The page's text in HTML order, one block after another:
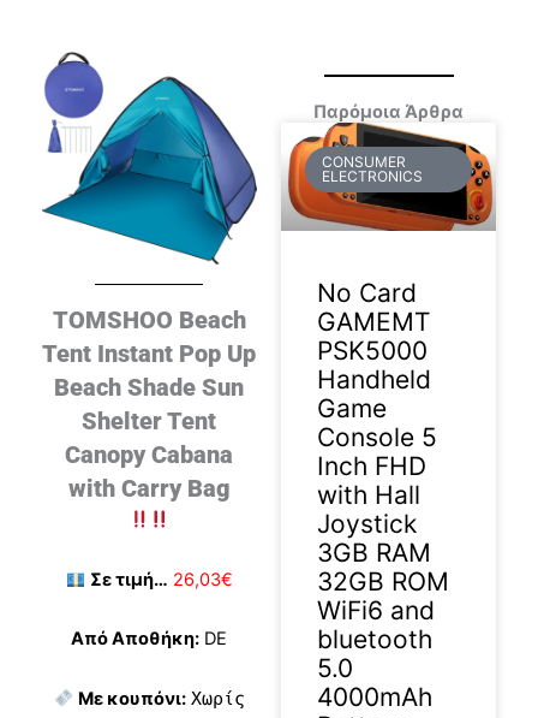
TOMSHOO Beach
Tent Instant Pop Up
Beach Shade Sun
Shelter Tent
Canopy Cabana
with Carry Bag
Σε τιμή… 26,03€
Από Αποθήκη: DE
Με κουπόνι: Χωρίς
Παρόμοια Άρθρα
CONSUMER
ELECTRONICS
No Card
GAMEMT
PSK5000
Handheld
Game
Console 5
Inch FHD
with Hall
Joystick
3GB RAM
32GB ROM
WiFi6 and
bluetooth
5.0
4000mAh